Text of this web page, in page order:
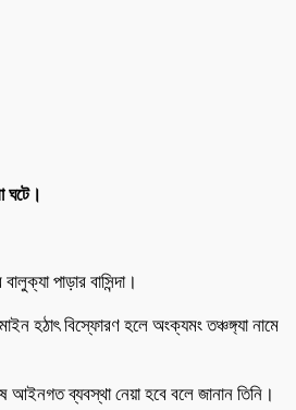
ঘটে।
পাড়ার বাসিন্দা।
হঠাৎ বিস্ফোরণ হলে অংক্যমং তঞ্চঙ্গ্যা নামে
আইনগত ব্যবস্থা নেয়া হবে বলে জানান তিনি।